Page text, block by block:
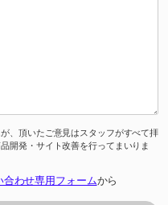
、頂いたご意見はスタッフがすべて拝
開発・サイト改善を行ってまいりま
合わせ専用フォームから